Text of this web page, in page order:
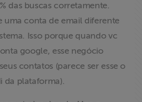
das buscas corretamente.
uma conta de email diferente
Isso porque quando vc
google, esse negócio
contatos (parece ser esse o
da plataforma).